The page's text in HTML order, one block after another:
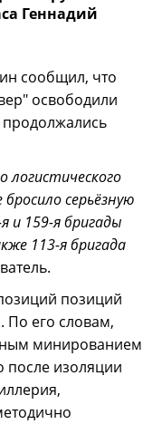
Геннадий
сообщил, что
освободили
логистического
серьёзную
и 159-я бригады
113-я бригада
позиций
По его словам,
минированием
после изоляции